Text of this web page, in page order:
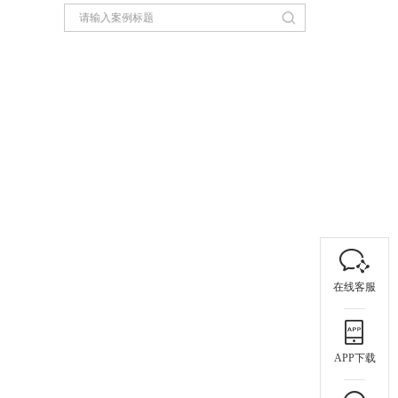
在线客服
APP下载